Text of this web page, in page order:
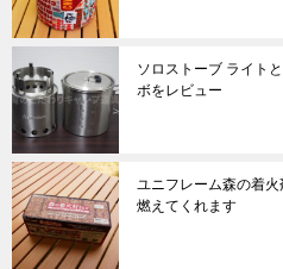
ソロストーブ ライト
ボをレビュー
ユニフレーム森の着
燃えてくれます